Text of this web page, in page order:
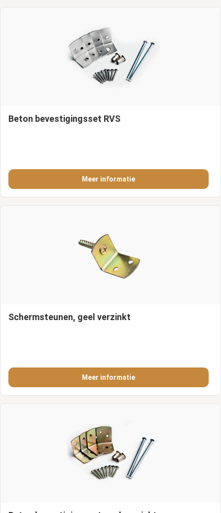
Beton bevestigingsset RVS
Meer informatie
Schermsteunen, geel verzinkt
Meer informatie